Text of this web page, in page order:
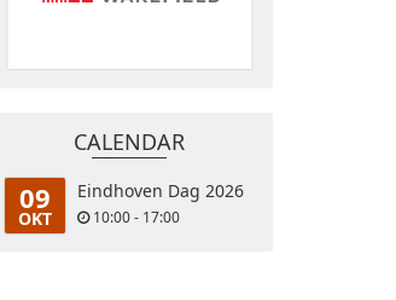
CALENDAR
09
OKT
Eindhoven Dag 2026
10:00 - 17:00